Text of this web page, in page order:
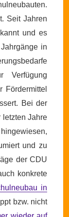
Seit Jahren
und es
in
Verfügung
Bei der
letzten Jahre
und zu
der CDU
konkrete
in
bzw. nicht